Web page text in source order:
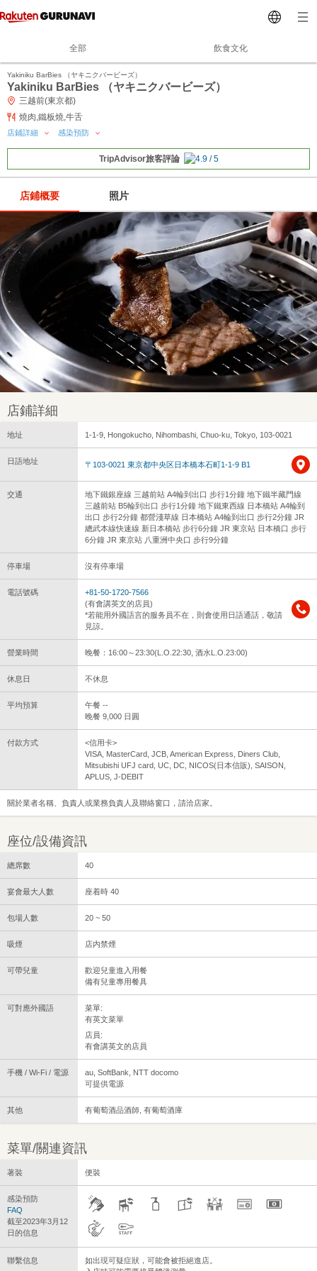
全部 飲食文化
Yakiniku BarBies （ヤキニクバービーズ）
Yakiniku BarBies （ヤキニクバービーズ）
三越前(東京都)
燒肉,鐵板燒,牛舌
店鋪詳細 感染預防
TripAdvisor旅客評論
店鋪概要 照片
店鋪詳細
地址 1-1-9, Hongokucho, Nihombashi, Chuo-ku, Tokyo, 103-0021
日語地址 〒103-0021 東京都中央区日本橋本石町1-1-9 B1
交通
地下鐵銀座線 三越前站 A4輪到出口 步行1分鐘 地下鐵半藏門線
三越前站 B5輪到出口 步行1分鐘 地下鐵東西線 日本橋站 A4輪到
出口 步行2分鐘 都營淺草線 日本橋站 A4輪到出口 步行2分鐘 JR
總武本線快速線 新日本橋站 步行6分鐘 JR 東京站 日本橋口 步行
6分鐘 JR 東京站 八重洲中央口 步行9分鐘
停車場 沒有停車場
電話號碼
+81-50-1720-7566
(有會講英文的店員)
*若能用外國語言的服务員不在，則會使用日語通話，敬請
見諒。
營業時間 晚餐：16:00～23:30(L.O.22:30, 酒水L.O.23:00)
休息日 不休息
平均預算
午餐 --
晚餐 9,000 日圓
付款方式
<信用卡>
VISA, MasterCard, JCB, American Express, Diners Club,
Mitsubishi UFJ card, UC, DC, NICOS(日本信販), SAISON,
APLUS, J-DEBIT
關於業者名稱、負責人或業務負責人及聯絡窗口，請洽店家。
座位/設備資訊
總席數 40
宴會最大人數 座着時 40
包場人數 20 ~ 50
吸煙 店内禁煙
可帶兒童
歡迎兒童進入用餐
備有兒童專用餐具
可對應外國語
菜單:
有英文菜單
店員:
有會講英文的店員
手機 / Wi-Fi / 電源
au, SoftBank, NTT docomo
可提供電源
其他 有葡萄酒品酒師, 有葡萄酒庫
菜單/關連資訊
著裝 便裝
感染預防
FAQ
截至2023年3月12
日的信息
聯繫信息
如出現可疑症狀，可能會被拒絕進店。